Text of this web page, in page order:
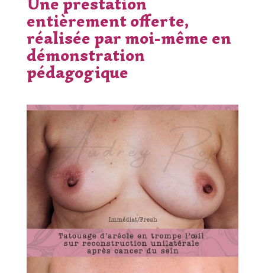
entièrement offerte,
réalisée par moi-même en
démonstration
pédagogique